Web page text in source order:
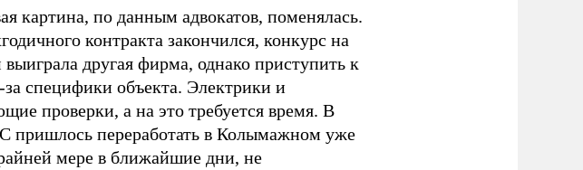
картина, по данным адвокатов, поменялась.
контракта закончился, конкурс на
другая фирма, однако приступить к
специфики объекта. Электрики и
проверки, а на это требуется время. В
пришлось переработать в Колымажном уже
мере в ближайшие дни, не